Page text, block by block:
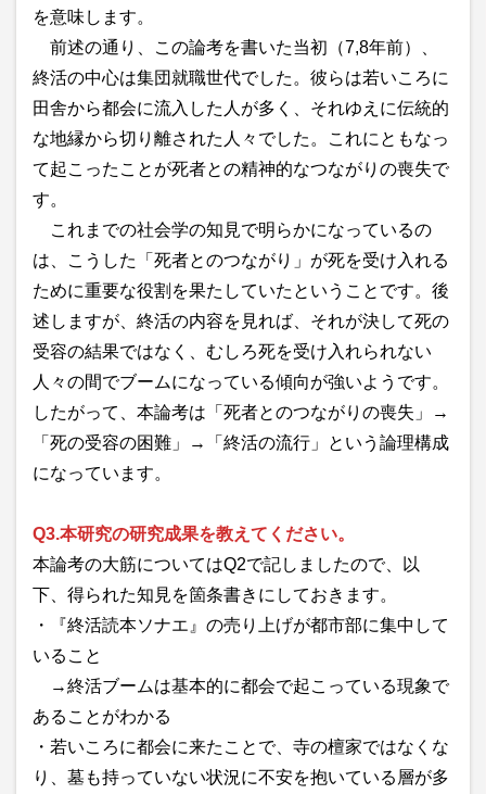
を意味します。
前述の通り、この論考を書いた当初（7,8年前）、
終活の中心は集団就職世代でした。彼らは若いころに
田舎から都会に流入した人が多く、それゆえに伝統的
な地縁から切り離された人々でした。これにともなっ
て起こったことが死者との精神的なつながりの喪失で
す。
これまでの社会学の知見で明らかになっているの
は、こうした「死者とのつながり」が死を受け入れる
ために重要な役割を果たしていたということです。後
述しますが、終活の内容を見れば、それが決して死の
受容の結果ではなく、むしろ死を受け入れられない
人々の間でブームになっている傾向が強いようです。
したがって、本論考は「死者とのつながりの喪失」→
「死の受容の困難」→「終活の流行」という論理構成
になっています。
Q3.本研究の研究成果を教えてください。
本論考の大筋についてはQ2で記しましたので、以
下、得られた知見を箇条書きにしておきます。
・『終活読本ソナエ』の売り上げが都市部に集中して
いること
→終活ブームは基本的に都会で起こっている現象で
あることがわかる
・若いころに都会に来たことで、寺の檀家ではなくな
り、墓も持っていない状況に不安を抱いている層が多